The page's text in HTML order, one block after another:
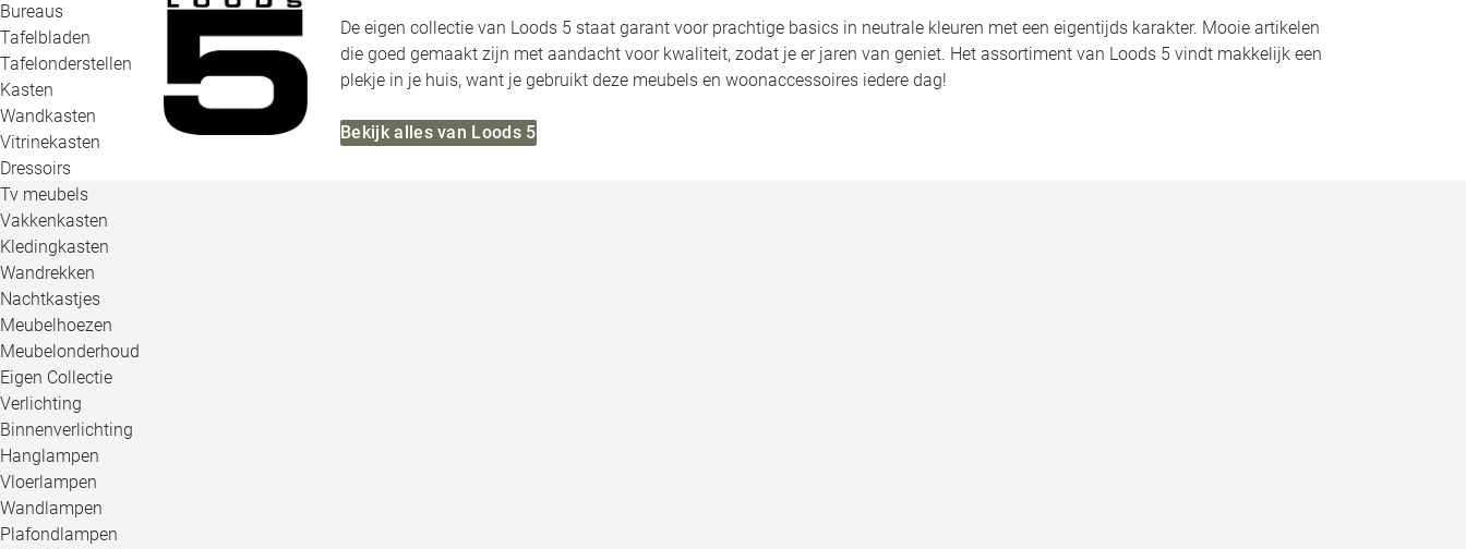
Bureaus
Tafelbladen
Tafelonderstellen
Kasten
Wandkasten
Vitrinekasten
Dressoirs
Tv meubels
Vakkenkasten
Kledingkasten
Wandrekken
Nachtkastjes
Meubelhoezen
Meubelonderhoud
Eigen Collectie
Verlichting
Binnenverlichting
Hanglampen
Vloerlampen
Wandlampen
Plafondlampen
De eigen collectie van Loods 5 staat garant voor prachtige basics in neutrale kleuren met een eigentijds karakter. Mooie artikelen
die goed gemaakt zijn met aandacht voor kwaliteit, zodat je er jaren van geniet. Het assortiment van Loods 5 vindt makkelijk een
plekje in je huis, want je gebruikt deze meubels en woonaccessoires iedere dag!
Bekijk alles van Loods 5